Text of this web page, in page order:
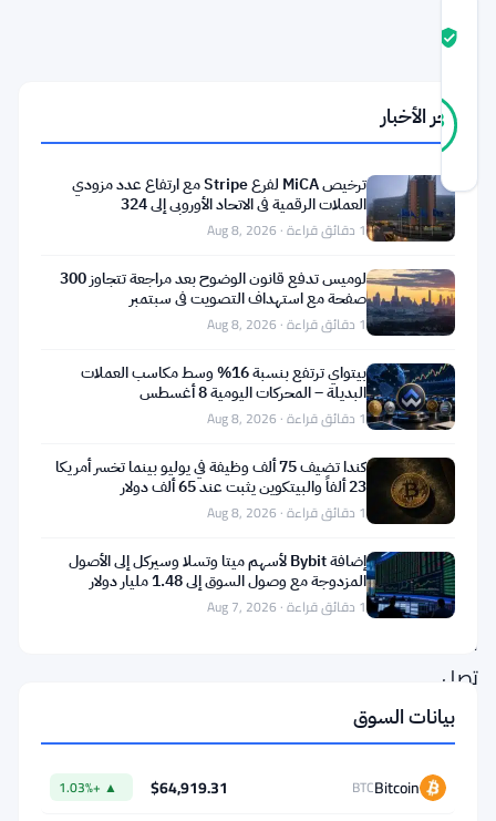
93
%
حقيقي
موثّق
تقول
BITmarkets
برنامج
إدارة
الثروات
المدعوم
بالذكاء
الاصطناعي
مكاسب
غير
محققة
تصل
إلى
44.51%
آخر الأخبار
ترخيص MiCA لفرع Stripe مع ارتفاع عدد مزودي
العملات الرقمية في الاتحاد الأوروبي إلى 324
1 دقائق قراءة · Aug 8, 2026
لوميس تدفع قانون الوضوح بعد مراجعة تتجاوز 300
صفحة مع استهداف التصويت في سبتمبر
1 دقائق قراءة · Aug 8, 2026
بيتواي ترتفع بنسبة 16% وسط مكاسب العملات
البديلة – المحركات اليومية 8 أغسطس
1 دقائق قراءة · Aug 8, 2026
كندا تضيف 75 ألف وظيفة في يوليو بينما تخسر أمريكا
23 ألفاً والبيتكوين يثبت عند 65 ألف دولار
1 دقائق قراءة · Aug 8, 2026
إضافة Bybit لأسهم ميتا وتسلا وسيركل إلى الأصول
المزدوجة مع وصول السوق إلى 1.48 مليار دولار
1 دقائق قراءة · Aug 7, 2026
بيانات السوق
Bitcoin
BTC
$64,919.31
▲ +1.03%